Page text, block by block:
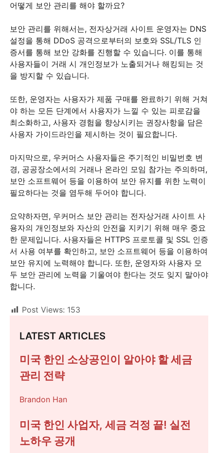
어떻게 보안 관리를 해야 할까요?
보안 관리를 위해서는, 전자상거래 사이트 운영자는 DNS
설정을 통해 DDoS 공격으로부터의 보호와 SSL/TLS 인
증서를 통해 보안 강화를 진행할 수 있습니다. 이를 통해
사용자들이 거래 시 개인정보가 노출되거나 해킹되는 것
을 방지할 수 있습니다.
또한, 운영자는 사용자가 제품 구매를 완료하기 위해 거쳐
야 하는 모든 단계에서 사용자가 느낄 수 있는 피로감을
최소화하고, 사용자 경험을 향상시키는 권장사항을 담은
사용자 가이드라인을 제시하는 것이 필요합니다.
마지막으로, 우커머스 사용자들은 주기적인 비밀번호 변
경, 공공장소에서의 거래나 온라인 모임 참가는 주의하며,
보안 소프트웨어 등을 이용하여 보안 유지를 위한 노력이
필요하다는 것을 염두해 두어야 합니다.
요약하자면, 우커머스 보안 관리는 전자상거래 사이트 사
용자의 개인정보와 자산의 안전을 지키기 위해 매우 중요
한 문제입니다. 사용자들은 HTTPS 프로토콜 및 SSL 인증
서 사용 여부를 확인하고, 보안 소프트웨어 등을 이용하여
보안 유지에 노력해야 합니다. 또한, 운영자와 사용자 모
두 보안 관리에 노력을 기울여야 한다는 것도 잊지 말아야
합니다.
Post Views: 153
LATEST ARTICLES
미국 한인 소상공인이 알아야 할 세금
관리 전략
Brandon Han
미국 한인 사업자, 세금 걱정 끝! 실전
노하우 공개